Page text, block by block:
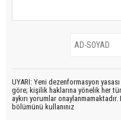
UYARI: Yeni dezenformasyon
göre; kişilik haklarına yönelik her
aykırı yorumlar
bölümünü kullanınız